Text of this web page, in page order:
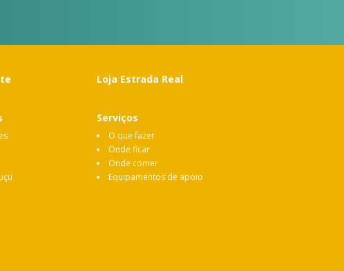
Loja Estrada Real
Serviços
O que fazer
Onde ficar
Onde comer
Equipamentos de apoio